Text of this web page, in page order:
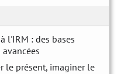
l'IRM : des bases
le présent, imaginer le